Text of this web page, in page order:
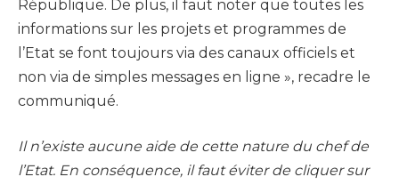
République. De plus, il faut noter que toutes les
informations sur les projets et programmes de
l’Etat se font toujours via des canaux officiels et
non via de simples messages en ligne », recadre le
communiqué.
Il n’existe aucune aide de cette nature du chef de
l’Etat. En conséquence, il faut éviter de cliquer sur